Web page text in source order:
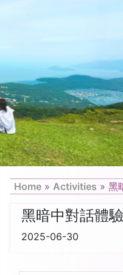
Home » Activities » 黑
黑暗中對話體
2025-06-30